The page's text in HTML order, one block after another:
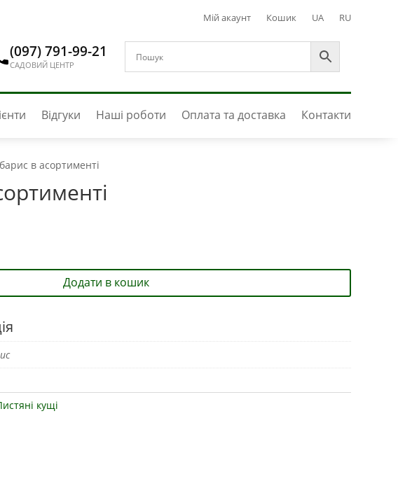
Мій акаунт Кошик UA RU
(097) 791-99-21
САДОВИЙ ЦЕНТР
Відгуки Наші роботи Оплата та доставка Контакти
в асортименті
Додати в кошик
кущі